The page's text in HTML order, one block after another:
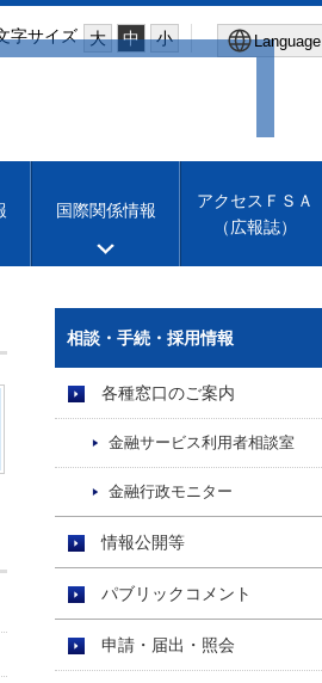
字サイズ 大 中 小 Language
Machine translation
国際関係情報
アクセスＦＳＡ
（広報誌）
相談・手続・採用情報
各種窓口のご案内
金融サービス利用者相談室
金融行政モニター
情報公開等
パブリックコメント
申請・届出・照会